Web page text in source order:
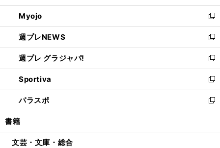
開
く
ウ
で
開
く
ン
ド
ウ
で
開
く
ウ
ィ
ン
ド
ウ
で
開
く
Myojo
新
し
い
ウ
ィ
ン
ド
ウ
で
開
週プレNEWS
新
し
い
ウ
ィ
ン
ド
ウ
開
週プレ グラジャパ!
新
し
い
ウ
ィ
ン
ウ
Sportiva
新
し
い
ウ
ン
パラスポ
新
し
ウ
書籍
文芸・文庫・総合